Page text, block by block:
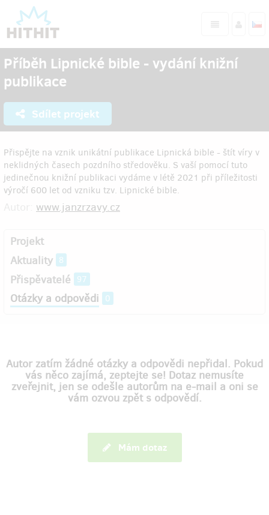
Příběh Lipnické bible - vydání knižní
publikace
Sdílet projekt
Přispějte na vznik unikátní publikace Lipnická bible - štít víry v
neklidných časech pozdního středověku. S vaší pomocí tuto
jedinečnou knižní publikaci vydáme v létě 2021 při příležitosti
výročí 600 let od vzniku tzv. Lipnické bible.
www.janzrzavy.cz
Projekt
Aktuality 8
Přispěvatelé 97
Otázky a odpovědi 0
Autor zatím žádné otázky a odpovědi nepřidal. Pokud
vás něco zajímá, zeptejte se! Dotaz nemusíte
zveřejnit, jen se odešle autorům na e-mail a oni se
vám ozvou zpět s odpovědí.
Mám dotaz